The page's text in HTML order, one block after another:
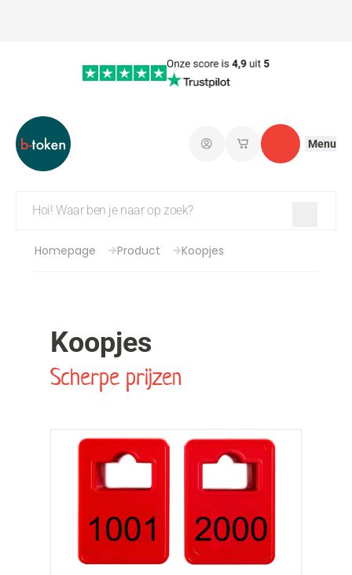
AanmeldenMijn opgeslagen
Contact
Menu
Homepage Product Koopjes
Koopjes
Scherpe prijzen